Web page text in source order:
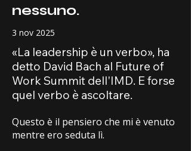
nessuno.
3 nov 2025
«La leadership è un verbo», ha
detto David Bach al Future of
Work Summit dell'IMD. E forse
quel verbo è ascoltare.
Questo è il pensiero che mi è venuto
mentre ero seduta lì.